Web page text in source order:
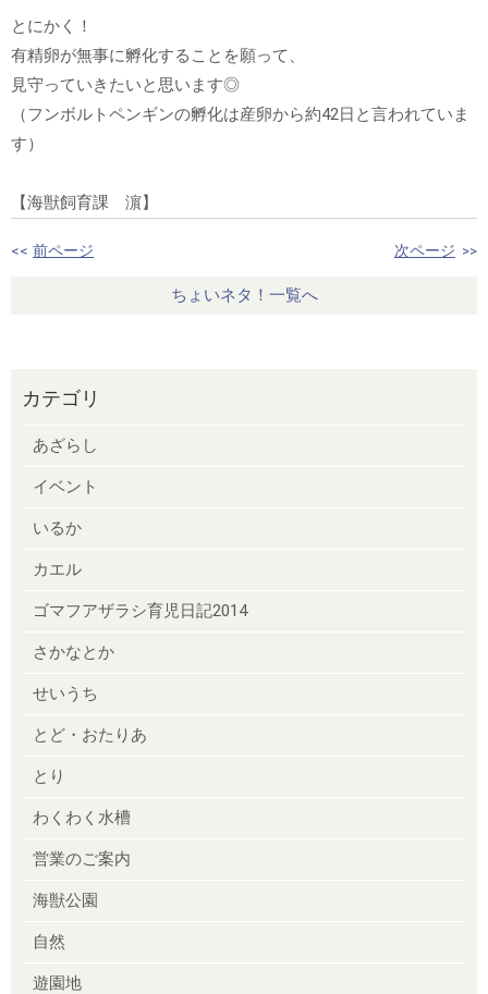
とにかく！
有精卵が無事に孵化することを願って、
見守っていきたいと思います◎
（フンボルトペンギンの孵化は産卵から約42日と言われていま
す）
【海獣飼育課 濵】
<< 前ページ 次ページ >>
ちょいネタ！一覧へ
カテゴリ
あざらし
イベント
いるか
カエル
ゴマフアザラシ育児日記2014
さかなとか
せいうち
とど・おたりあ
とり
わくわく水槽
営業のご案内
海獣公園
自然
遊園地